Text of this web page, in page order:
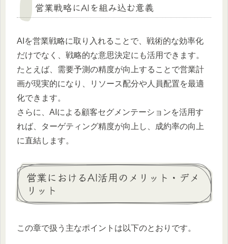
営業戦略にAIを組み込む意義
AIを営業戦略に取り入れることで、戦術的な効率化
だけでなく、戦略的な意思決定にも活用できます。
たとえば、需要予測の精度が向上することで営業計
画が現実的になり、リソース配分や人員配置を最適
化できます。
さらに、AIによる顧客セグメンテーションを活用す
れば、ターゲティング精度が向上し、成約率の向上
に直結します。
営業におけるAI活用のメリット・デメ
リット
この章で扱う主なポイントは以下のとおりです。